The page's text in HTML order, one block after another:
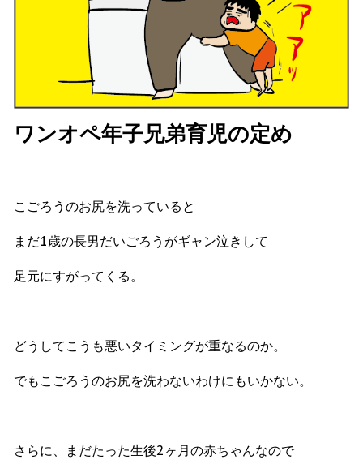
ワンオペ年子兄弟育児の定め
こごろうのお尻を洗っていると
まだ1歳の長男だいごろうがギャン泣きして
足元にすがってくる。
どうしてこうも悪いタイミングが重なるのか。
でもこごろうのお尻を洗わないわけにもいかない。
さらに、まだたった生後2ヶ月の赤ちゃんなので